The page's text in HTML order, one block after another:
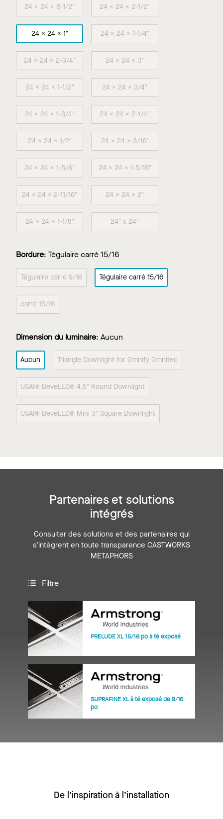
24 x 24 x 6-1/2" 24 x 24 x 2-1/2"
24 x 24 x 1" 24 x 24 x 1-1/4"
24 x 24 x 2-3/4" 24 x 24 x 3"
24 x 24 x 1-1/2" 24 x 24 x 3/4"
24 x 24 x 1-3/4" 24 x 24 x 2-1/4"
24 x 24 x 1/2" 24 x 24 x 3/16"
24 x 24 x 1-5/8" 24 x 24 x 1-5/16"
24 x 24 x 2-11/16" 24 x 24 x 2"
24 x 24 x 1-1/8" 24" x 24"
Bordure:Tégulaire carré 15/16
Tégulaire carré 9/16 Tégulaire carré 15/16
carré 15/16
Dimension du luminaire: Aucun
Aucun Triangle Downlight for Omnify Omnitec
USAI® BeveLED® 4.5" Round Downlight
USAI® BeveLED® Mini 3" Square Downlight
Partenaires et solutions
intégrés
Consulter des solutions et des partenaires qui
s’intègrent en toute transparence CASTWORKS
METAPHORS
Filtre
PRELUDE XL 15/16 po à té exposé
SUPRAFINE XL à té exposé de 9/16
po
De l’inspiration à l’installation